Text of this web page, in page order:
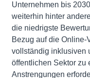
Unternehmen bis
weiterhin hinter
die niedrigste
Bezug auf die Online-
vollständig inklusiven
öffentlichen Sektor zu
Anstrengungen